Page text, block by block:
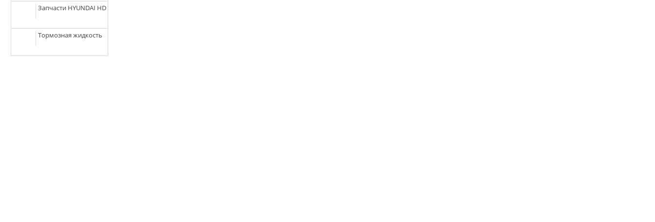
Запчасти HYUNDAI HD
Тормозная жидкость